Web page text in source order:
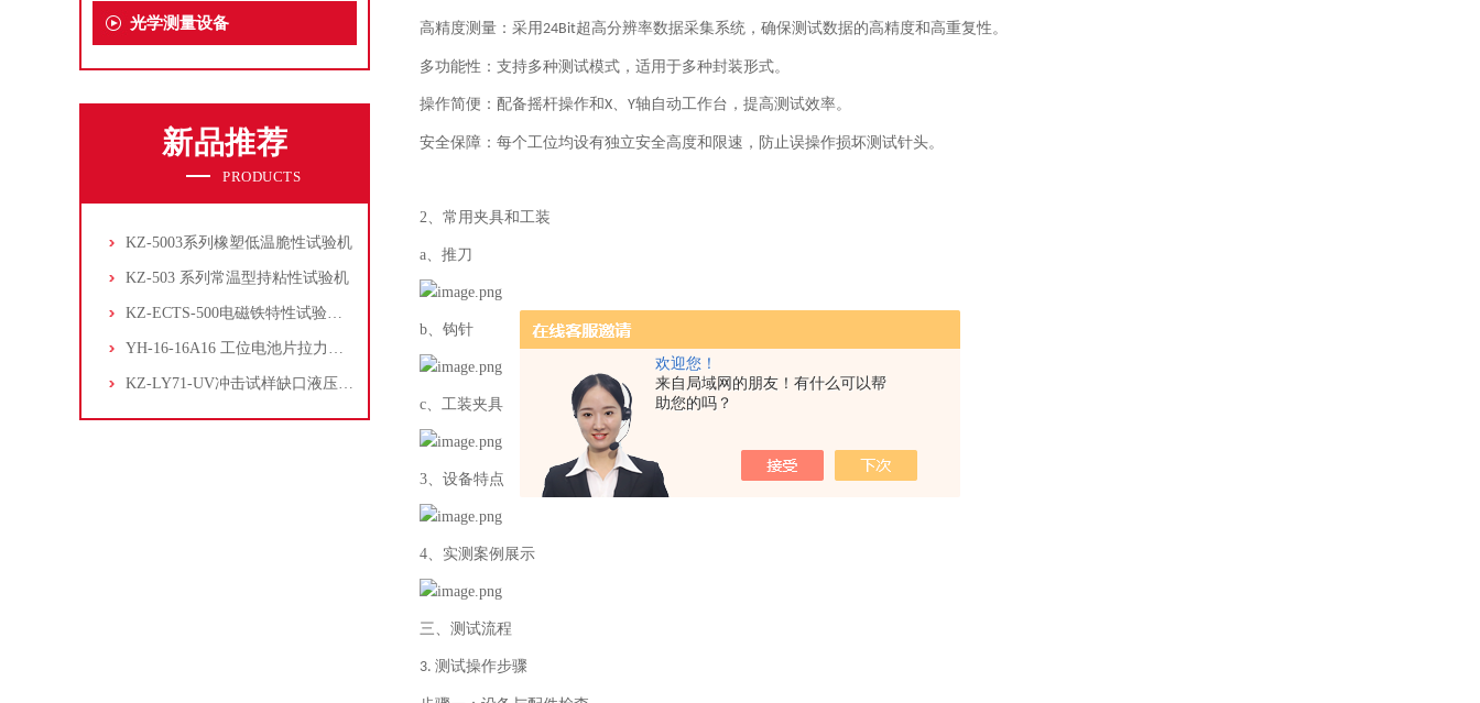
欢迎您！
来自局域网的朋友！有什么可以帮
助您的吗？
光学测量设备
新品推荐
PRODUCTS
KZ-5003系列橡塑低温脆性试验机
KZ-503 系列常温型持粘性试验机
KZ-ECTS-500电磁铁特性试验系统
YH-16-16A16 工位电池片拉力试验机
KZ-LY71-UV冲击试样缺口液压拉床
高精度测量：采用24Bit超高分辨率数据采集系统，确保测试数据的高精度和高重复性。
多功能性：支持多种测试模式，适用于多种封装形式。
操作简便：配备摇杆操作和X、 Y轴自动工作台，提高测试效率。
安全保障：每个工位均设有独立安全高度和限速，防止误操作损坏测试针头。
2、常用夹具和工装
a、推刀
b、钩针
c、工装夹具
3、设备特点
4、实测案例展示
三、测试流程
3. 测试操作步骤